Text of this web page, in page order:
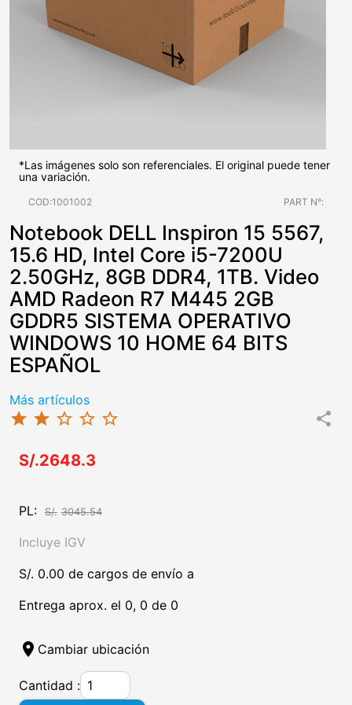
*Las imágenes solo son referenciales. El original puede tener
una variación.
COD:1001002 PART N°:
Notebook DELL Inspiron 15 5567,
15.6 HD, Intel Core i5-7200U
2.50GHz, 8GB DDR4, 1TB. Video
AMD Radeon R7 M445 2GB
GDDR5 SISTEMA OPERATIVO
WINDOWS 10 HOME 64 BITS
ESPAÑOL
Más artículos
star star star_border star_border star_border share
S/.2648.3
PL: S/. 3045.54
Incluye IGV
S/. 0.00 de cargos de envío a
Entrega aprox. el 0, 0 de 0
location_on Cambiar ubicación
Cantidad :